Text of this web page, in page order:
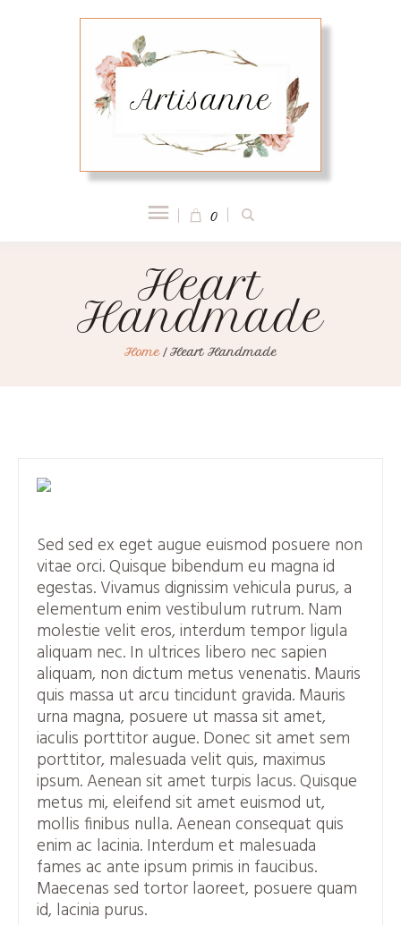
0
Heart
Handmade
Home / Heart Handmade
Sed sed ex eget augue euismod posuere non
vitae orci. Quisque bibendum eu magna id
egestas. Vivamus dignissim vehicula purus, a
elementum enim vestibulum rutrum. Nam
molestie velit eros, interdum tempor ligula
aliquam nec. In ultrices libero nec sapien
aliquam, non dictum metus venenatis. Mauris
quis massa ut arcu tincidunt gravida. Mauris
urna magna, posuere ut massa sit amet,
iaculis porttitor augue. Donec sit amet sem
porttitor, malesuada velit quis, maximus
ipsum. Aenean sit amet turpis lacus. Quisque
metus mi, eleifend sit amet euismod ut,
mollis finibus nulla. Aenean consequat quis
enim ac lacinia. Interdum et malesuada
fames ac ante ipsum primis in faucibus.
Maecenas sed tortor laoreet, posuere quam
id, lacinia purus.